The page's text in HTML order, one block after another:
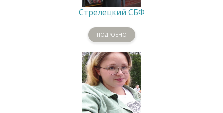
Стрелецкий СБФ
ПОДРОБНО